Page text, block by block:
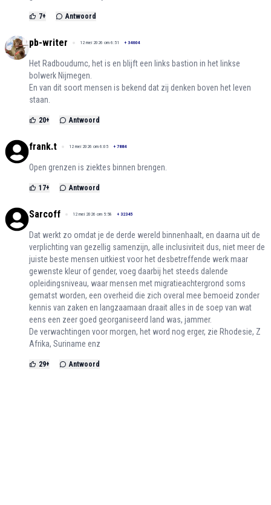
7+ Antwoord
pb-writer 12 mei 2026 om 6:51 + 34604
Het Radboudumc, het is en blijft een links bastion in het linkse
bolwerk Nijmegen.
En van dit soort mensen is bekend dat zij denken boven het leven
staan.
20+ Antwoord
frank.t 12 mei 2026 om 6:05 + 7884
Open grenzen is ziektes binnen brengen.
17+ Antwoord
Sarcoff 12 mei 2026 om 5:58 + 32345
Dat werkt zo omdat je de derde wereld binnenhaalt, en daarna uit de
verplichting van gezellig samenzijn, alle inclusiviteit dus, niet meer de
juiste beste mensen uitkiest voor het desbetreffende werk maar
gewenste kleur of gender, voeg daarbij het steeds dalende
opleidingsniveau, waar mensen met migratieachtergrond soms
gematst worden, een overheid die zich overal mee bemoeid zonder
kennis van zaken en langzaamaan draait alles in de soep van wat
eens een zeer goed georganiseerd land was, jammer.
De verwachtingen voor morgen, het word nog erger, zie Rhodesie, Z
Afrika, Suriname enz
29+ Antwoord